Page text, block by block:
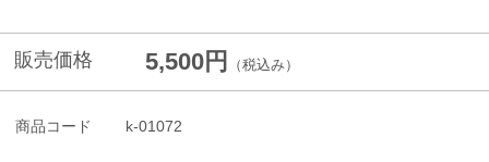
販売価格 5,500円 （税込み）
商品コード k-01072